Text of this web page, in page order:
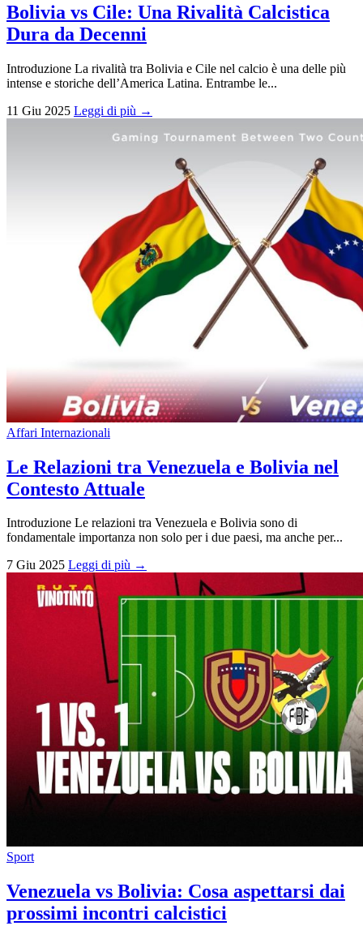
Bolivia vs Cile: Una Rivalità Calcistica
Dura da Decenni
Introduzione La rivalità tra Bolivia e Cile nel calcio è una delle più
intense e storiche dell’America Latina. Entrambe le...
11 Giu 2025 Leggi di più →
Affari Internazionali
Le Relazioni tra Venezuela e Bolivia nel
Contesto Attuale
Introduzione Le relazioni tra Venezuela e Bolivia sono di
fondamentale importanza non solo per i due paesi, ma anche per...
7 Giu 2025 Leggi di più →
Sport
Venezuela vs Bolivia: Cosa aspettarsi dai
prossimi incontri calcistici